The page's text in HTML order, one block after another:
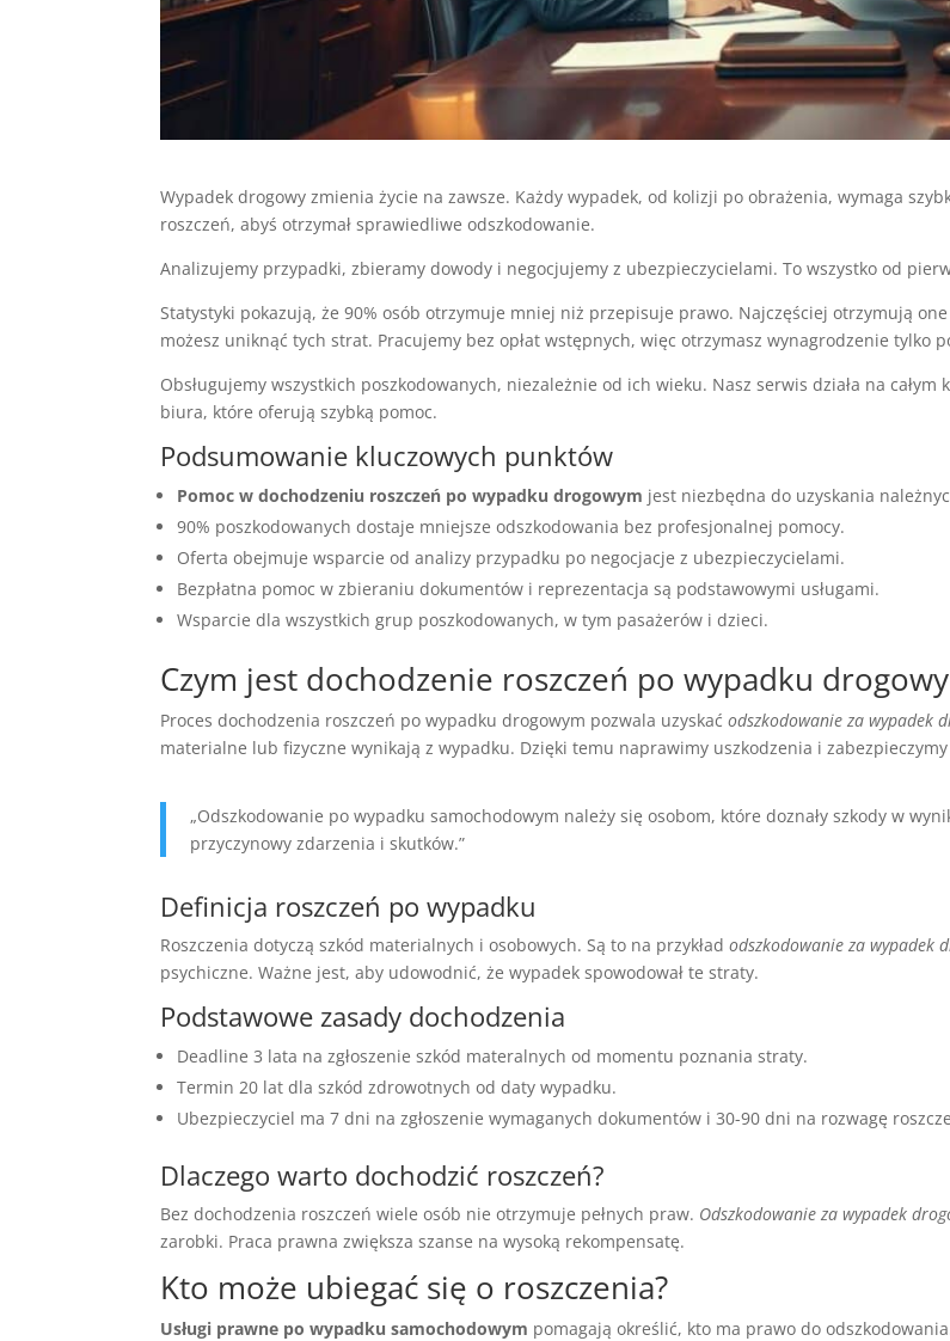
Wypadek drogowy zmienia życie na zawsze. Każdy wypadek, od kolizji po obrażenia, wymaga
roszczeń, abyś otrzymał sprawiedliwe odszkodowanie.
Analizujemy przypadki, zbieramy dowody i negocjujemy z ubezpieczycielami. To wszystko od
Statystyki pokazują, że 90% osób otrzymuje mniej niż przepisuje prawo. Najczęściej otrzymują
możesz uniknąć tych strat. Pracujemy bez opłat wstępnych, więc otrzymasz wynagrodzenie tylko
Obsługujemy wszystkich poszkodowanych, niezależnie od ich wieku. Nasz serwis działa na
biura, które oferują szybką pomoc.
Podsumowanie kluczowych punktów
Pomoc w dochodzeniu roszczeń po wypadku drogowym jest niezbędna do uzyskania
90% poszkodowanych dostaje mniejsze odszkodowania bez profesjonalnej pomocy.
Oferta obejmuje wsparcie od analizy przypadku po negocjacje z ubezpieczycielami.
Bezpłatna pomoc w zbieraniu dokumentów i reprezentacja są podstawowymi usługami.
Wsparcie dla wszystkich grup poszkodowanych, w tym pasażerów i dzieci.
Czym jest dochodzenie roszczeń po wypadku
Proces dochodzenia roszczeń po wypadku drogowym pozwala uzyskaćodszkodowanie za wypadek
materialne lub fizyczne wynikają z wypadku. Dzięki temu naprawimy uszkodzenia i
„Odszkodowanie po wypadku samochodowym należy się osobom, które doznały szkody w
przyczynowy zdarzenia i skutków.”
Definicja roszczeń po wypadku
Roszczenia dotyczą szkód materialnych i osobowych. Są to na przykładodszkodowanie za wypadek
psychiczne. Ważne jest, aby udowodnić, że wypadek spowodował te straty.
Podstawowe zasady dochodzenia
Deadline 3 lata na zgłoszenie szkód materalnych od momentu poznania straty.
Termin 20 lat dla szkód zdrowotnych od daty wypadku.
Ubezpieczyciel ma 7 dni na zgłoszenie wymaganych dokumentów i 30-90 dni na rozwagę
Dlaczego warto dochodzić roszczeń?
Bez dochodzenia roszczeń wiele osób nie otrzymuje pełnych praw. Odszkodowanie za wypadek
zarobki. Praca prawna zwiększa szanse na wysoką rekompensatę.
Kto może ubiegać się o roszczenia?
Usługi prawne po wypadku samochodowym pomagają określić, kto ma prawo do